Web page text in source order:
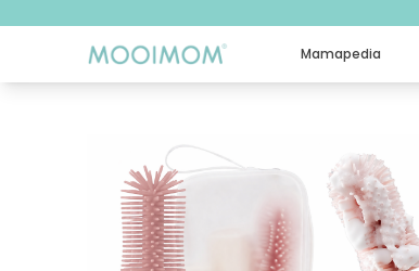
Mamapedia